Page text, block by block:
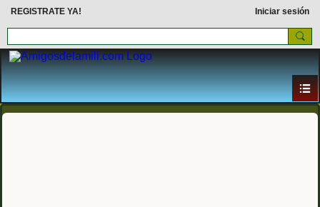
REGISTRATE YA! Iniciar sesión